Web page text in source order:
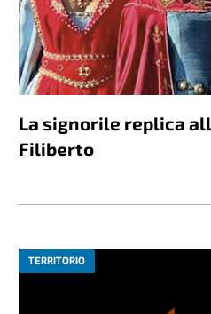
La signorile replica
Filiberto
TERRITORIO